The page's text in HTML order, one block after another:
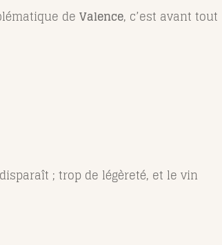
de Valence, c’est avant tout
; trop de légèreté, et le vin